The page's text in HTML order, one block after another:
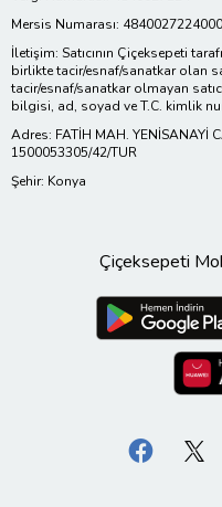
Mersis Numarası:
İletişim: Satıcının Çiçeksepeti
birlikte tacir/esnaf/sanatkar olan
tacir/esnaf/sanatkar olmayan
bilgisi, ad, soyad ve T.C. kimlik
Adres: FATİH MAH. YENİSANAYİ
1500053305/42/TUR
Şehir: Konya
Çiçeksepeti